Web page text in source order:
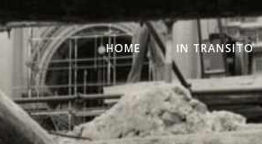
HOME IN TRANSITO